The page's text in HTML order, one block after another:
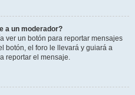
a un moderador?
ver un botón para reportar mensajes
botón, el foro le llevará y guiará a
reportar el mensaje.